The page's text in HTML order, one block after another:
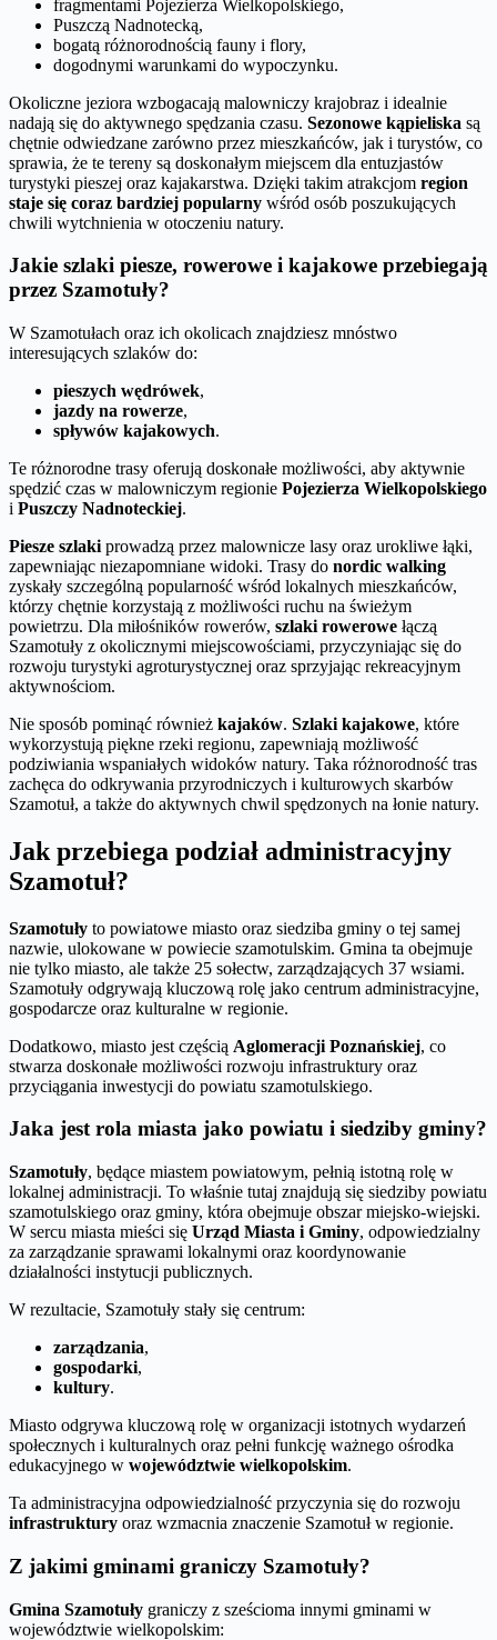
fragmentami Pojezierza Wielkopolskiego,
Puszczą Nadnotecką,
bogatą różnorodnością fauny i flory,
dogodnymi warunkami do wypoczynku.
Okoliczne jeziora wzbogacają malowniczy krajobraz i idealnie
nadają się do aktywnego spędzania czasu. Sezonowe kąpieliska są
chętnie odwiedzane zarówno przez mieszkańców, jak i turystów, co
sprawia, że te tereny są doskonałym miejscem dla entuzjastów
turystyki pieszej oraz kajakarstwa. Dzięki takim atrakcjom region
staje się coraz bardziej popularny wśród osób poszukujących
chwili wytchnienia w otoczeniu natury.
Jakie szlaki piesze, rowerowe i kajakowe przebiegają
przez Szamotuły?
W Szamotułach oraz ich okolicach znajdziesz mnóstwo
interesujących szlaków do:
pieszych wędrówek,
jazdy na rowerze,
spływów kajakowych.
Te różnorodne trasy oferują doskonałe możliwości, aby aktywnie
spędzić czas w malowniczym regionie Pojezierza Wielkopolskiego
i Puszczy Nadnoteckiej.
Piesze szlaki prowadzą przez malownicze lasy oraz urokliwe łąki,
zapewniając niezapomniane widoki. Trasy do nordic walking
zyskały szczególną popularność wśród lokalnych mieszkańców,
którzy chętnie korzystają z możliwości ruchu na świeżym
powietrzu. Dla miłośników rowerów, szlaki rowerowe łączą
Szamotuły z okolicznymi miejscowościami, przyczyniając się do
rozwoju turystyki agroturystycznej oraz sprzyjając rekreacyjnym
aktywnościom.
Nie sposób pominąć również kajaków. Szlaki kajakowe, które
wykorzystują piękne rzeki regionu, zapewniają możliwość
podziwiania wspaniałych widoków natury. Taka różnorodność tras
zachęca do odkrywania przyrodniczych i kulturowych skarbów
Szamotuł, a także do aktywnych chwil spędzonych na łonie natury.
Jak przebiega podział administracyjny
Szamotuł?
Szamotuły to powiatowe miasto oraz siedziba gminy o tej samej
nazwie, ulokowane w powiecie szamotulskim. Gmina ta obejmuje
nie tylko miasto, ale także 25 sołectw, zarządzających 37 wsiami.
Szamotuły odgrywają kluczową rolę jako centrum administracyjne,
gospodarcze oraz kulturalne w regionie.
Dodatkowo, miasto jest częścią Aglomeracji Poznańskiej, co
stwarza doskonałe możliwości rozwoju infrastruktury oraz
przyciągania inwestycji do powiatu szamotulskiego.
Jaka jest rola miasta jako powiatu i siedziby gminy?
Szamotuły, będące miastem powiatowym, pełnią istotną rolę w
lokalnej administracji. To właśnie tutaj znajdują się siedziby powiatu
szamotulskiego oraz gminy, która obejmuje obszar miejsko-wiejski.
W sercu miasta mieści się Urząd Miasta i Gminy, odpowiedzialny
za zarządzanie sprawami lokalnymi oraz koordynowanie
działalności instytucji publicznych.
W rezultacie, Szamotuły stały się centrum:
zarządzania,
gospodarki,
kultury.
Miasto odgrywa kluczową rolę w organizacji istotnych wydarzeń
społecznych i kulturalnych oraz pełni funkcję ważnego ośrodka
edukacyjnego w województwie wielkopolskim.
Ta administracyjna odpowiedzialność przyczynia się do rozwoju
infrastruktury oraz wzmacnia znaczenie Szamotuł w regionie.
Z jakimi gminami graniczy Szamotuły?
Gmina Szamotuły graniczy z sześcioma innymi gminami w
województwie wielkopolskim: